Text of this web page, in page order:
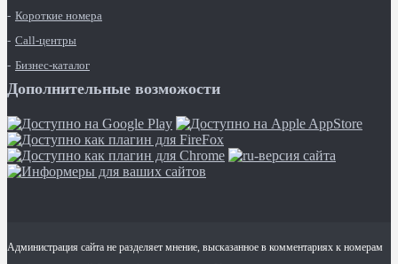
Короткие номера
Call-центры
Бизнес-каталог
Дополнительные возможости
Администрация сайта не разделяет мнение, высказанное в комментариях к номерам